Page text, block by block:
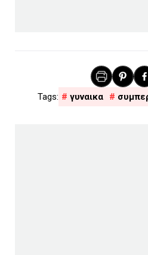
γυναικα